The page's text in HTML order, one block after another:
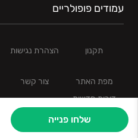
שלחו פנייה
עמודים פופולריים
תקנון הצהרת נגישות
מפת האתר
צור קשר
דירות חדשות